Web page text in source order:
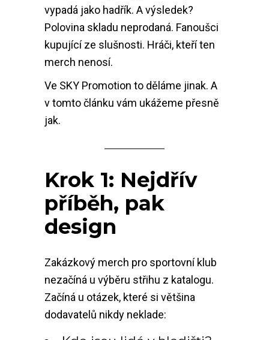
vypadá jako hadřík. A výsledek?
Polovina skladu neprodaná. Fanoušci
kupující ze slušnosti. Hráči, kteří ten
merch nenosí.
Ve SKY Promotion to děláme jinak. A
v tomto článku vám ukážeme přesně
jak.
Krok 1: Nejdřív
příběh, pak
design
Zakázkový merch pro sportovní klub
nezačíná u výběru střihu z katalogu.
Začíná u otázek, které si většina
dodavatelů nikdy neklade: